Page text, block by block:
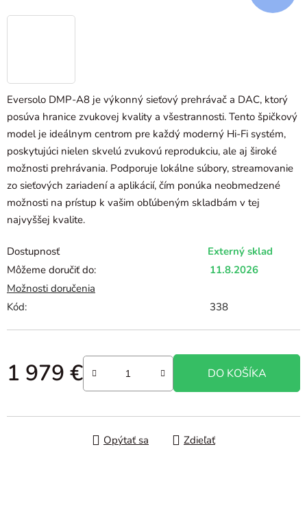
Eversolo DMP-A8 je výkonný sieťový prehrávač a DAC, ktorý
posúva hranice zvukovej kvality a všestrannosti. Tento špičkový
model je ideálnym centrom pre každý moderný Hi-Fi systém,
poskytujúci nielen skvelú zvukovú reprodukciu, ale aj široké
možnosti prehrávania. Podporuje lokálne súbory, streamovanie
zo sieťových zariadení a aplikácií, čím ponúka neobmedzené
možnosti na prístup k vašim obľúbeným skladbám v tej
najvyššej kvalite.
Dostupnosť
Externý sklad
Môžeme doručiť do:
11.8.2026
Možnosti doručenia
Kód:
338
1 979 €
Jednotková cena:
DO KOŠÍKA
Opýtať sa Zdieľať